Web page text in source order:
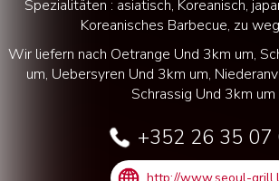
Spezialitäten : asiatisch, Koreanisch,
Koreanisches Barbecue, zu
Wir liefern nach Oetrange Und 3km um,
um, Uebersyren Und 3km um,
Schrassig Und 3km um
+352 26 35 07